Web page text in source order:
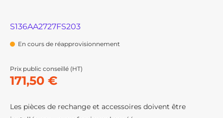
S136AA2727FS203
En cours de réapprovisionnement
Prix public conseillé (HT)
171,50 €
Les pièces de rechange et accessoires doivent être